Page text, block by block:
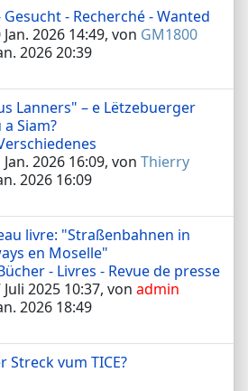
Gesucht - Recherché - Wanted
2026 14:49, von GM1800
2026 20:39
Lanners" – e Lëtzebuerger
Siam?
2026 16:09, von Thierry
2026 16:09
livre: "Straßenbahnen in
en Moselle"
- Livres - Revue de presse
2025 10:37, von admin
2026 18:49
Streck vum TICE?